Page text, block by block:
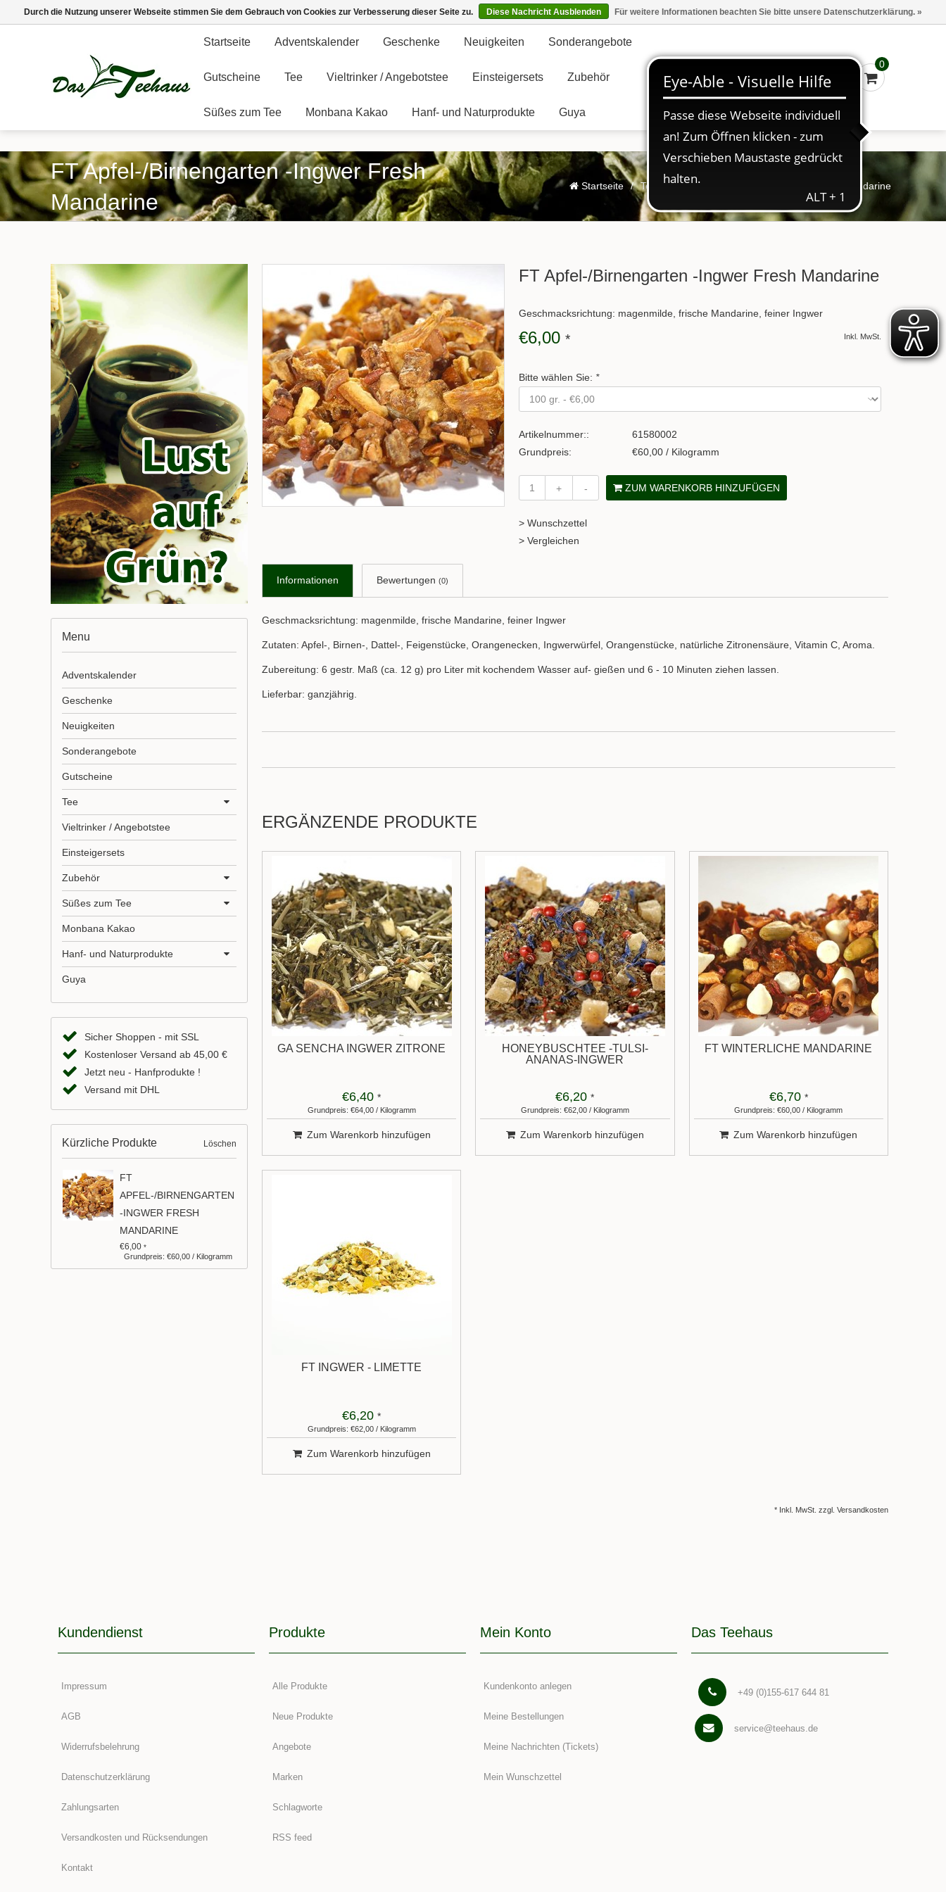
Marken Kasse - €0,00 Anmelden
Startseite Adventskalender Geschenke Neuigkeiten Sonderangebote
Gutscheine Tee Vieltrinker / Angebotstee Einsteigersets Zubehör
Süßes zum Tee Monbana Kakao Hanf- und Naturprodukte Guya
0
FT Apfel-/Birnengarten -Ingwer Fresh
Mandarine
Startseite / Tee / FT Apfel-/Birnengarten -Ingwer Fresh Mandarine
FT Apfel-/Birnengarten -Ingwer Fresh Mandarine
Geschmacksrichtung: magenmilde, frische Mandarine, feiner Ingwer
€6,00 * Inkl. MwSt.
Bitte wählen Sie: *
Artikelnummer::
61580002
Grundpreis:
€60,00 / Kilogramm
+ - ZUM WARENKORB HINZUFÜGEN
> Wunschzettel
> Vergleichen
Informationen Bewertungen (0)
Geschmacksrichtung: magenmilde, frische Mandarine, feiner Ingwer
Zutaten: Apfel-, Birnen-, Dattel-, Feigenstücke, Orangenecken, Ingwerwürfel, Orangenstücke, natürliche Zitronensäure, Vitamin C, Aroma.
Zubereitung: 6 gestr. Maß (ca. 12 g) pro Liter mit kochendem Wasser auf- gießen und 6 - 10 Minuten ziehen lassen.
Lieferbar: ganzjährig.
ERGÄNZENDE PRODUKTE
GA SENCHA INGWER ZITRONE
€6,40*
Grundpreis: €64,00 / Kilogramm
Zum Warenkorb hinzufügen
HONEYBUSCHTEE -TULSI-
ANANAS-INGWER
€6,20*
Grundpreis: €62,00 / Kilogramm
Zum Warenkorb hinzufügen
FT WINTERLICHE MANDARINE
€6,70 *
Grundpreis: €60,00 / Kilogramm
Zum Warenkorb hinzufügen
FT INGWER - LIMETTE
€6,20*
Grundpreis: €62,00 / Kilogramm
Zum Warenkorb hinzufügen
* Inkl. MwSt. zzgl. Versandkosten
Menu
Adventskalender
Geschenke
Neuigkeiten
Sonderangebote
Gutscheine
Tee
Vieltrinker / Angebotstee
Einsteigersets
Zubehör
Süßes zum Tee
Monbana Kakao
Hanf- und Naturprodukte
Guya
Sicher Shoppen - mit SSL
Kostenloser Versand ab 45,00 €
Jetzt neu - Hanfprodukte !
Versand mit DHL
Kürzliche Produkte Löschen
FT
APFEL-/BIRNENGARTEN
-INGWER FRESH
MANDARINE
€6,00*
Grundpreis: €60,00 / Kilogramm
Kundendienst
Impressum
AGB
Widerrufsbelehrung
Datenschutzerklärung
Zahlungsarten
Versandkosten und Rücksendungen
Kontakt
Produkte
Alle Produkte
Neue Produkte
Angebote
Marken
Schlagworte
RSS feed
Mein Konto
Kundenkonto anlegen
Meine Bestellungen
Meine Nachrichten (Tickets)
Mein Wunschzettel
Das Teehaus
+49 (0)155-617 644 81
service@teehaus.de
Durch die Nutzung unserer Webseite stimmen Sie dem Gebrauch von Cookies zur Verbesserung dieser Seite zu. Diese Nachricht Ausblenden Für weitere Informationen beachten Sie bitte unsere Datenschutzerklärung. »